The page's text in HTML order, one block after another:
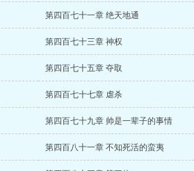
第四百七十一章 绝天地通
第四百七十三章 神权
第四百七十五章 夺取
第四百七十七章 虐杀
第四百七十九章 帅是一辈子的事情
第四百八十一章 不知死活的蛮夷